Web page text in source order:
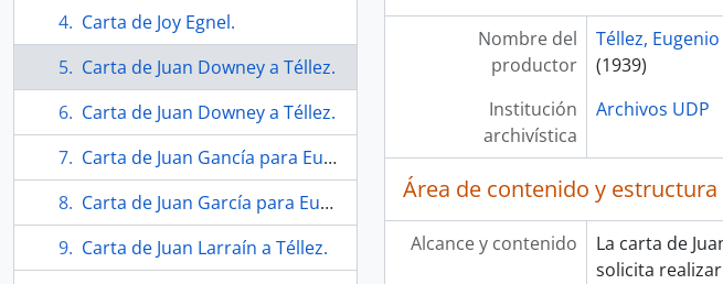
Carta de Joy Egnel.
Carta de Juan Downey a Téllez.
Carta de Juan Downey a Téllez.
Carta de Juan Gancía para Eugenio Téllez.
Carta de Juan García para Eugenio Téllez.
Carta de Juan Larraín a Téllez.
Nombre del
productor
Téllez, Eugenio
(1939)
Institución
archivística
Archivos UDP
Área de contenido y estructura
Alcance y contenido
La carta de
solicita